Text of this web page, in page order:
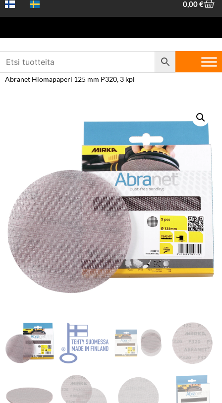
0,00€
Etusivu Koneet ja työkalut
Tarvikkeet hiomakoneille
Abranet Hiomapaperi 125 mm P320, 3 kpl